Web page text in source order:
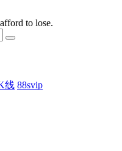
to lose.
线 88svip